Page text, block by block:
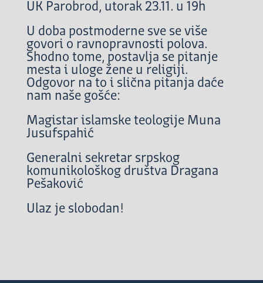
UK Parobrod, utorak 23.11. u 19h
U doba postmoderne sve se više
govori o ravnopravnosti polova.
Shodno tome, postavlja se pitanje
mesta i uloge žene u religiji.
Odgovor na to i slična pitanja daće
nam naše gošće:
Magistar islamske teologije Muna
Jusufspahić
Generalni sekretar srpskog
komunikološkog društva Dragana
Pešaković
Ulaz je slobodan!